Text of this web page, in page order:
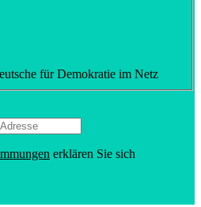
für Demokratie im Netz
erklären Sie sich